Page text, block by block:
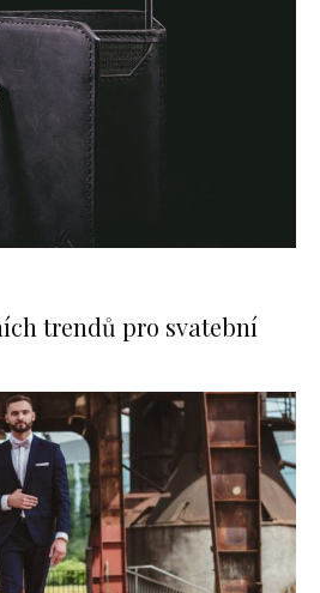
trendů pro svatební